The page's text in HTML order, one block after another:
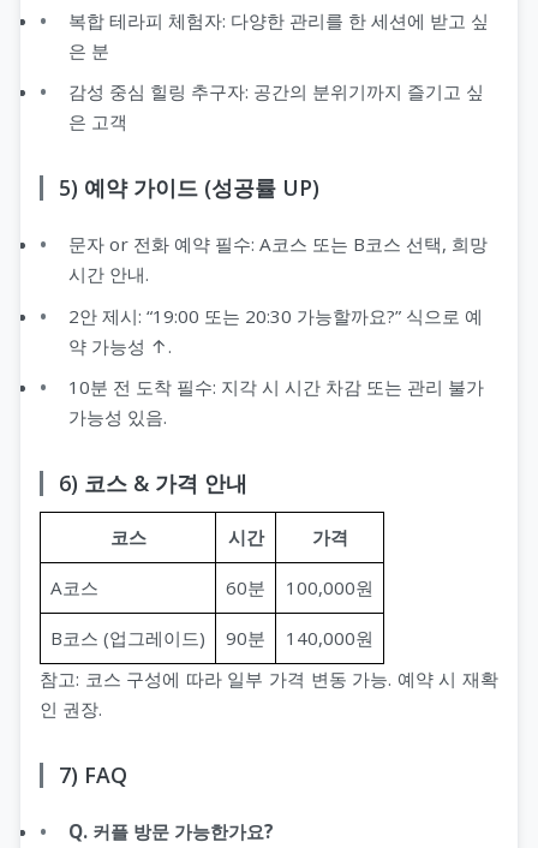
복합 테라피 체험자: 다양한 관리를 한 세션에 받고 싶
은 분
감성 중심 힐링 추구자: 공간의 분위기까지 즐기고 싶
은 고객
5) 예약 가이드 (성공률 UP)
문자 or 전화 예약 필수: A코스 또는 B코스 선택, 희망
시간 안내.
2안 제시: “19:00 또는 20:30 가능할까요?” 식으로 예
약 가능성 ↑.
10분 전 도착 필수: 지각 시 시간 차감 또는 관리 불가
가능성 있음.
6) 코스 & 가격 안내
코스 시간 가격
A코스 60분 100,000원
B코스 (업그레이드) 90분
140,000원
참고: 코스 구성에 따라 일부 가격 변동 가능. 예약 시 재확
인 권장.
7) FAQ
Q. 커플 방문 가능한가요?